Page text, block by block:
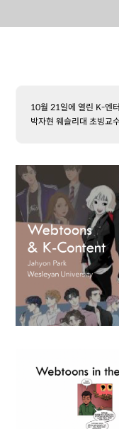
10월 21일에 열린 K-엔
박자현 웨슬리대 초빙교